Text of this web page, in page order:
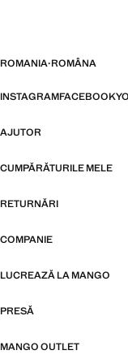
ROMANIA·ROMÂNA
INSTAGRAMFACEBOOK
AJUTOR
CUMPĂRĂTURILE MELE
RETURNĂRI
COMPANIE
LUCREAZĂ LA MANGO
PRESĂ
MANGO OUTLET